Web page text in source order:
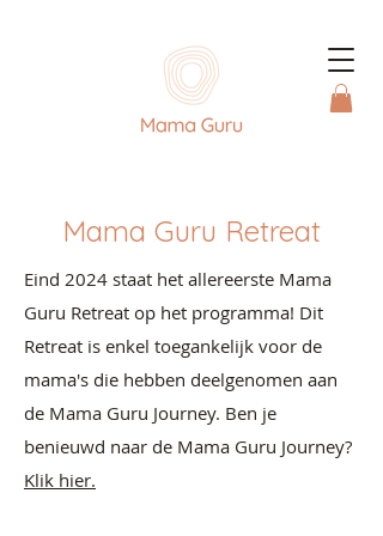
Mama Guru Retreat
Eind 2024 staat het allereerste Mama
Guru Retreat op het programma! Dit
Retreat is enkel toegankelijk voor de
mama's die hebben deelgenomen aan
de Mama Guru Journey. Ben je
benieuwd naar de Mama Guru Journey?
Klik hier.